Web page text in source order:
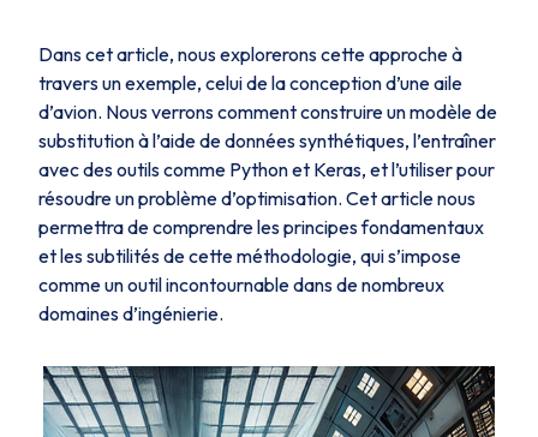
Dans cet article, nous explorerons cette approche à
travers un exemple, celui de la conception d’une aile
d’avion. Nous verrons comment construire un modèle de
substitution à l’aide de données synthétiques, l’entraîner
avec des outils comme Python et Keras, et l’utiliser pour
résoudre un problème d’optimisation. Cet article nous
permettra de comprendre les principes fondamentaux
et les subtilités de cette méthodologie, qui s’impose
comme un outil incontournable dans de nombreux
domaines d’ingénierie.